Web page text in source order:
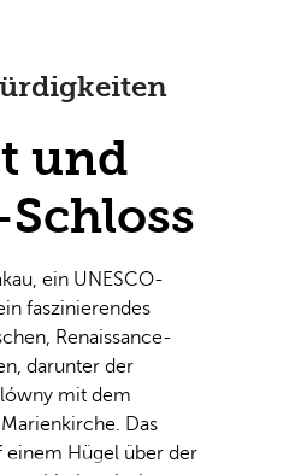
und
ein UNESCO-
faszinierendes
Renaissance-
darunter der
mit dem
Das
einem Hügel über der